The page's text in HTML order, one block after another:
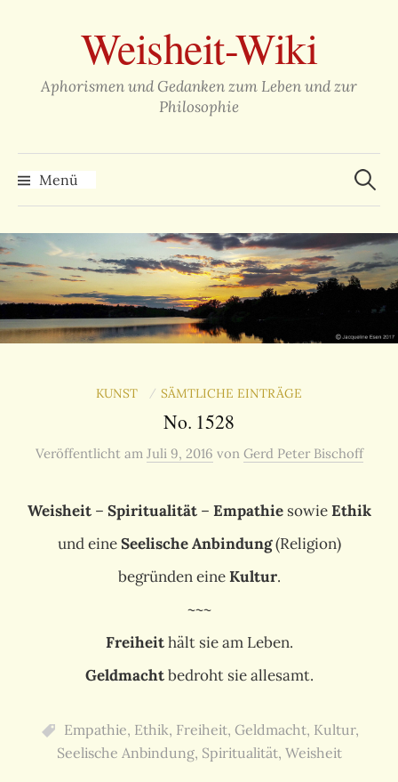
überspringenWeisheit-Wiki
Aphorismen und Gedanken zum Leben und zur
Philosophie
Menü
Suchen
nach:
KUNST / SÄMTLICHE EINTRÄGE
No. 1528
Veröffentlicht am Juli 9, 2016 von Gerd Peter Bischoff
Weisheit– Spiritualität– EmpathiesowieEthik
und eineSeelische Anbindung(Religion)
begründen eineKultur.
~~~
Freiheithält sie am Leben.
Geldmachtbedroht sie allesamt.
Empathie, Ethik, Freiheit, Geldmacht, Kultur,
Seelische Anbindung, Spiritualität, Weisheit